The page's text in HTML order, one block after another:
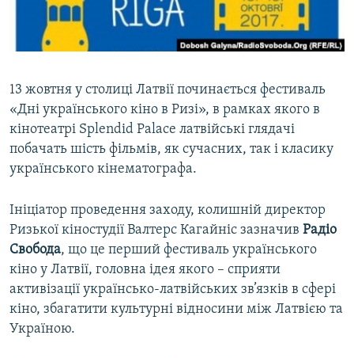
ВІДЕОУРОКИ «ELIFBE»
СВІДЧЕННЯ ОКУПАЦІЇ
ІНФОГРАФІКА
Русский
Qırımtatar
ДОЛУЧАЙСЯ!
Усі сайти RFE/RL
13 жовтня у столиці Латвії починається фестиваль
«Дні українського кіно в Ризі», в рамках якого в
кінотеатрі Splendid Palace латвійські глядачі
побачать шість фільмів, як сучасних, так і класику
українського кінематографа.
Ініціатор проведення заходу, колишній директор
Ризької кіностудії Валтерс Кагайніс зазначив Радіо
Свобода, що це перший фестиваль українського
кіно у Латвії, головна ідея якого – сприяти
активізації українсько-латвійських зв’язків в сфері
кіно, збагатити культурні відносини між Латвією та
Україною.